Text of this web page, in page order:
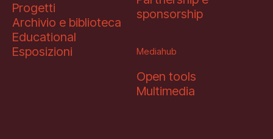
Progetti
Archivio e biblioteca
Educational
Esposizioni
sponsorship
Mediahub
Open tools
Multimedia